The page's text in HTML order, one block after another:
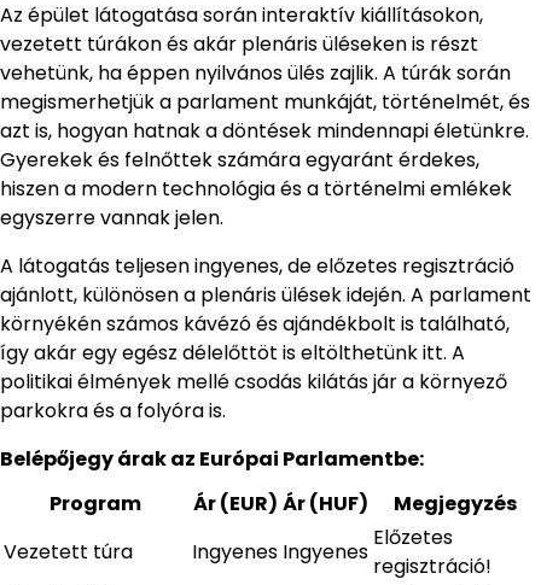
Az épület látogatása során interaktív kiállításokon,
vezetett túrákon és akár plenáris üléseken is részt
vehetünk, ha éppen nyilvános ülés zajlik. A túrák során
megismerhetjük a parlament munkáját, történelmét, és
azt is, hogyan hatnak a döntések mindennapi életünkre.
Gyerekek és felnőttek számára egyaránt érdekes,
hiszen a modern technológia és a történelmi emlékek
egyszerre vannak jelen.
A látogatás teljesen ingyenes, de előzetes regisztráció
ajánlott, különösen a plenáris ülések idején. A parlament
környékén számos kávézó és ajándékbolt is található,
így akár egy egész délelőttöt is eltölthetünk itt. A
politikai élmények mellé csodás kilátás jár a környező
parkokra és a folyóra is.
Belépőjegy árak az Európai Parlamentbe:
Program
Ár (EUR) Ár (HUF)
Megjegyzés
Vezetett túra
Ingyenes Ingyenes
Előzetes
regisztráció!